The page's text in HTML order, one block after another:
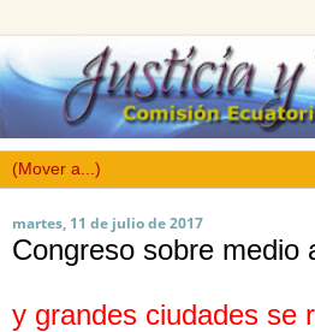
martes, 11 de julio de 2017
Congreso sobre medio
y grandes ciudades se